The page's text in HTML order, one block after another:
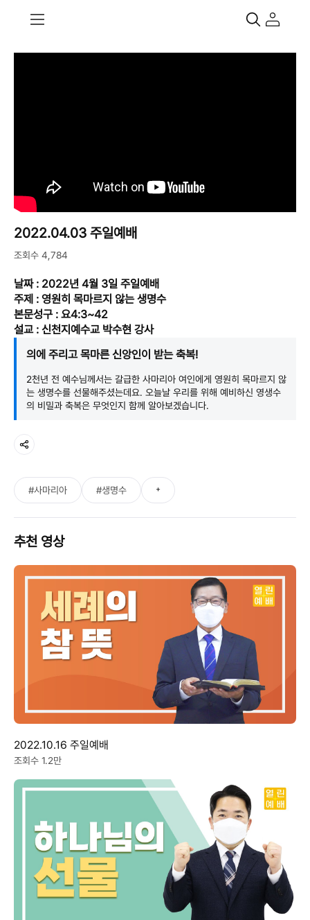
2022.04.03 주일예배
조회수 4,784
날짜 : 2022년 4월 3일 주일예배
주제 : 영원히 목마르지 않는 생명수
본문성구 : 요4:3~42
설교 : 신천지예수교 박수현 강사
의에 주리고 목마른 신앙인이 받는 축복!
2천년 전 예수님께서는 갈급한 사마리아 여인에게 영원히 목마르지 않
는 생명수를 선물해주셨는데요. 오늘날 우리를 위해 예비하신 영생수
의 비밀과 축복은 무엇인지 함께 알아보겠습니다.
#사마리아 #생명수 +
추천 영상
2022.10.16 주일예배
조회수 1.2만